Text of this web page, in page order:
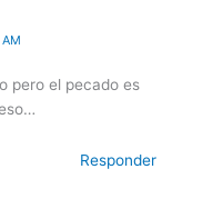
pero el pecado es
Responder